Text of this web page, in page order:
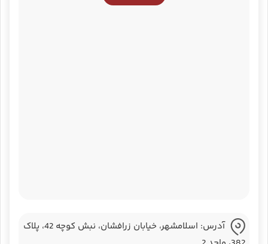
آدرس: اسلامشهر، خیابان زرافشان، نبش کوچه 42، پلاک